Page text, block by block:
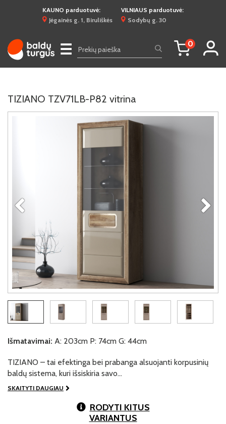
KAUNO parduotuvė:
Jėgainės g. 1, Biruliškės
VILNIAUS parduotuvė:
Sodybų g. 30
☰ 0
TIZIANO TZV71LB-P82 vitrina
Išmatavimai: A: 203cm P: 74cm G: 44cm
TIZIANO – tai efektinga bei prabanga alsuojanti korpusinių
baldų sistema, kuri išsiskiria savo…
SKAITYTI DAUGIAU
RODYTI KITUS
VARIANTUS